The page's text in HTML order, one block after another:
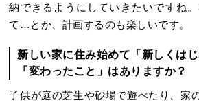
納できるようにしていきたいですね
て…とか、計画するのも楽しいです。
新しい家に住み始めて「新しくはじ
「変わったこと」はありますか？
子供が庭の芝生や砂場で遊べたり、家